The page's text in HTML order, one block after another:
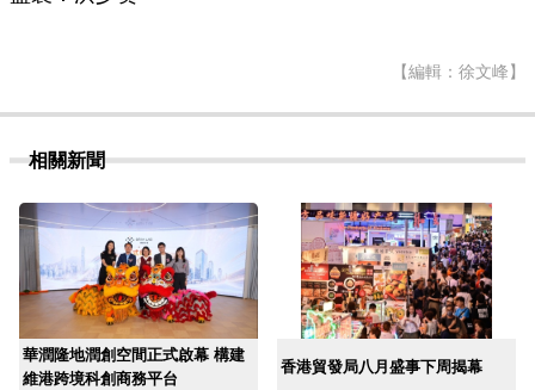
【編輯：徐文峰】
相關新聞
華潤隆地潤創空間正式啟幕 構建
維港跨境科創商務平台
香港貿發局八月盛事下周揭幕